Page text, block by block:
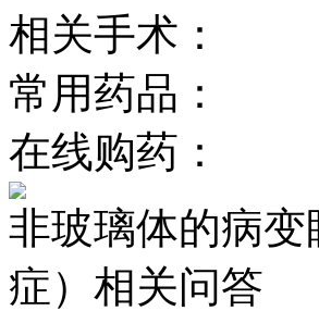
相关手术：
常用药品：
在线购药：
非玻璃体的病
症）相关问答